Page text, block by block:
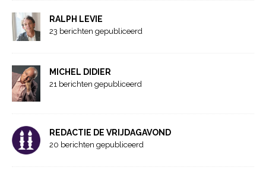
RALPH LEVIE
23 berichten gepubliceerd
MICHEL DIDIER
21 berichten gepubliceerd
REDACTIE DE VRIJDAGAVOND
20 berichten gepubliceerd